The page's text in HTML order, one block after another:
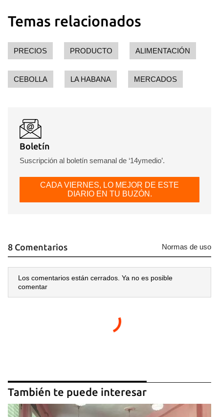
Temas relacionados
PRECIOS PRODUCTO ALIMENTACIÓN
CEBOLLA LA HABANA MERCADOS
Boletín
Suscripción al boletín semanal de ‘14ymedio’.
CADA VIERNES, LO MEJOR DE ESTE
DIARIO EN TU BUZÓN.
8 Comentarios Normas de uso
Los comentarios están cerrados. Ya no es posible
comentar
También te puede interesar